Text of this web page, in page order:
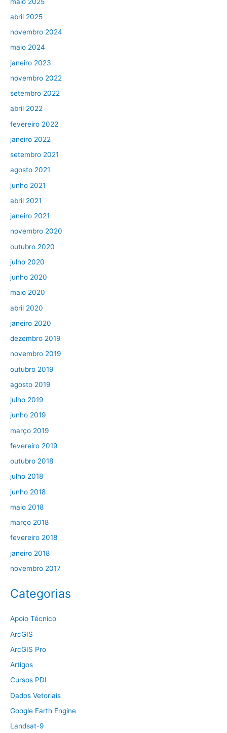
abril 2025
novembro 2024
maio 2024
janeiro 2023
novembro 2022
setembro 2022
abril 2022
fevereiro 2022
janeiro 2022
setembro 2021
agosto 2021
junho 2021
abril 2021
janeiro 2021
novembro 2020
outubro 2020
julho 2020
junho 2020
maio 2020
abril 2020
janeiro 2020
dezembro 2019
novembro 2019
outubro 2019
agosto 2019
julho 2019
junho 2019
março 2019
fevereiro 2019
outubro 2018
julho 2018
junho 2018
maio 2018
março 2018
fevereiro 2018
janeiro 2018
novembro 2017
Categorias
Apoio Técnico
ArcGIS
ArcGIS Pro
Artigos
Cursos PDI
Dados Vetoriais
Google Earth Engine
Landsat-9